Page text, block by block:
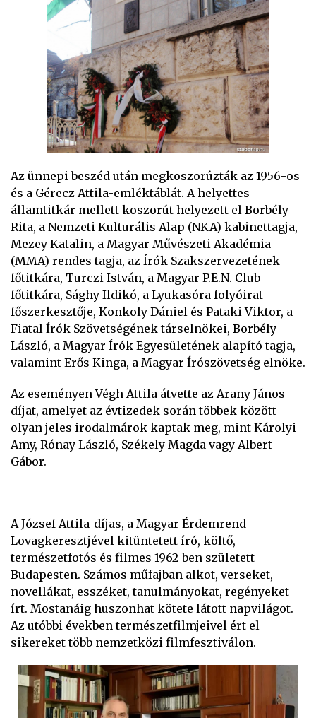
Az ünnepi beszéd után megkoszorúzták az 1956-os
és a Gérecz Attila-emléktáblát. A helyettes
államtitkár mellett koszorút helyezett el Borbély
Rita, a Nemzeti Kulturális Alap (NKA) kabinettagja,
Mezey Katalin, a Magyar Művészeti Akadémia
(MMA) rendes tagja, az Írók Szakszervezetének
főtitkára, Turczi István, a Magyar P.E.N. Club
főtitkára, Sághy Ildikó, a Lyukasóra folyóirat
főszerkesztője, Konkoly Dániel és Pataki Viktor, a
Fiatal Írók Szövetségének társelnökei, Borbély
László, a Magyar Írók Egyesületének alapító tagja,
valamint Erős Kinga, a Magyar Írószövetség elnöke.
Az eseményen Végh Attila átvette az Arany János-
díjat, amelyet az évtizedek során többek között
olyan jeles irodalmárok kaptak meg, mint Károlyi
Amy, Rónay László, Székely Magda vagy Albert
Gábor.
A József Attila-díjas, a Magyar Érdemrend
Lovagkeresztjével kitüntetett író, költő,
természetfotós és filmes 1962-ben született
Budapesten. Számos műfajban alkot, verseket,
novellákat, esszéket, tanulmányokat, regényeket
írt. Mostanáig huszonhat kötete látott napvilágot.
Az utóbbi években természetfilmjeivel ért el
sikereket több nemzetközi filmfesztiválon.